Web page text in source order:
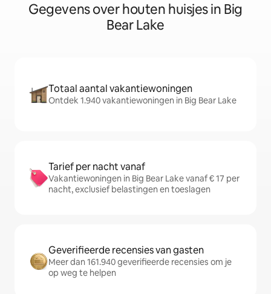
Gegevens over houten huisjes in Big
Bear Lake
Totaal aantal vakantiewoningen
Ontdek 1.940 vakantiewoningen in Big Bear Lake
Tarief per nacht vanaf
Vakantiewoningen in Big Bear Lake vanaf € 17 per
nacht, exclusief belastingen en toeslagen
Geverifieerde recensies van gasten
Meer dan 161.940 geverifieerde recensies om je
op weg te helpen